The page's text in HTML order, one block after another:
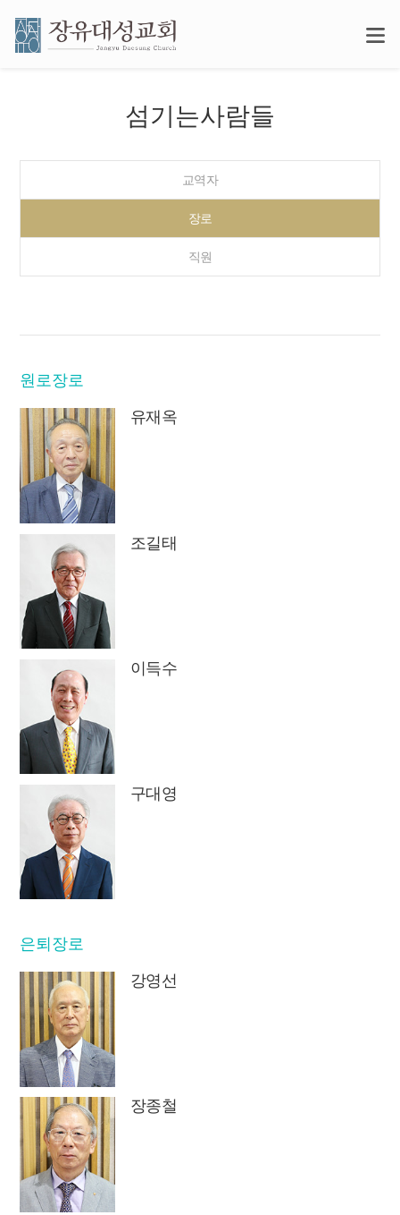
섬기는사람들
교역자
장로
직원
원로장로
유재옥
조길태
이득수
구대영
은퇴장로
강영선
장종철